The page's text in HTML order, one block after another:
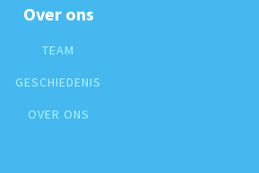
Over ons
TEAM
GESCHIEDENIS
OVER ONS